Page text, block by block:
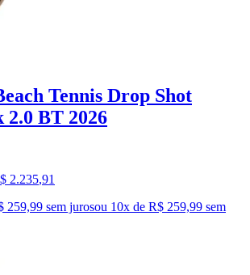
Tennis Drop Shot
BT 2026
2.235,91
259,99 sem jurosou 10x de R$ 259,99 sem